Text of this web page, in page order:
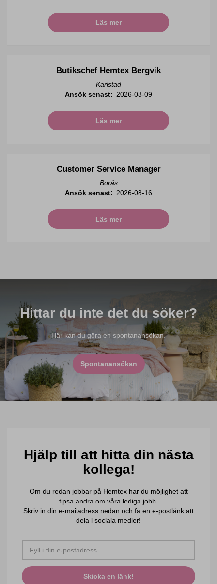
Läs mer
Butikschef Hemtex Bergvik
Karlstad
Ansök senast: 2026-08-09
Läs mer
Customer Service Manager
Borås
Ansök senast: 2026-08-16
Läs mer
Hittar du inte det du söker?
Här kan du göra en spontanansökan.
Spontanansökan
Hjälp till att hitta din nästa
kollega!
Om du redan jobbar på Hemtex har du möjlighet att
tipsa andra om våra lediga jobb.
Skriv in din e-mailadress nedan och få en e-postlänk att
dela i sociala medier!
Skicka en länk!